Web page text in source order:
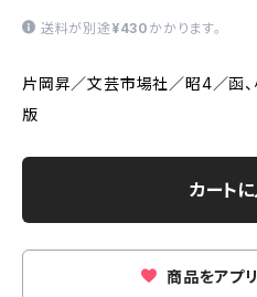
送料が別途 ¥430 かかります。
片岡昇／文芸市場社／昭4／函、
版
カート
商品をアプ